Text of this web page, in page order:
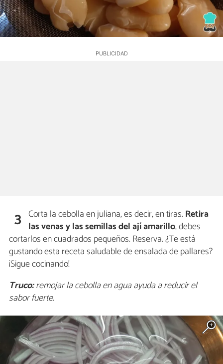
3 Corta la cebolla en juliana, es decir, en tiras. Retira
las venas y las semillas del ají amarillo, debes
cortarlos en cuadrados pequeños. Reserva. ¿Te está
gustando esta receta saludable de ensalada de pallares?
¡Sigue cocinando!
Truco:remojar la cebolla en agua ayuda a reducir el
sabor fuerte.